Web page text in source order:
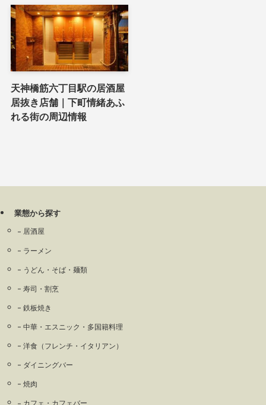
天神橋筋六丁目駅の居酒屋
居抜き店舗｜下町情緒あふ
れる街の周辺情報
業態から探す
居酒屋
ラーメン
うどん・そば・麺類
寿司・割烹
鉄板焼き
中華・エスニック・多国籍料理
洋食（フレンチ・イタリアン）
ダイニングバー
焼肉
カフェ・カフェバー